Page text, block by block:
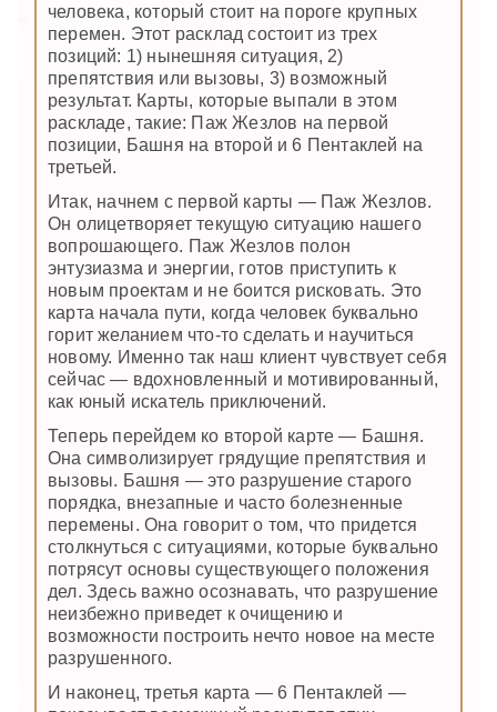
человека, который стоит на пороге крупных
перемен. Этот расклад состоит из трех
позиций: 1) нынешняя ситуация, 2)
препятствия или вызовы, 3) возможный
результат. Карты, которые выпали в этом
раскладе, такие: Паж Жезлов на первой
позиции, Башня на второй и 6 Пентаклей на
третьей.
Итак, начнем с первой карты — Паж Жезлов.
Он олицетворяет текущую ситуацию нашего
вопрошающего. Паж Жезлов полон
энтузиазма и энергии, готов приступить к
новым проектам и не боится рисковать. Это
карта начала пути, когда человек буквально
горит желанием что-то сделать и научиться
новому. Именно так наш клиент чувствует себя
сейчас — вдохновленный и мотивированный,
как юный искатель приключений.
Теперь перейдем ко второй карте — Башня.
Она символизирует грядущие препятствия и
вызовы. Башня — это разрушение старого
порядка, внезапные и часто болезненные
перемены. Она говорит о том, что придется
столкнуться с ситуациями, которые буквально
потрясут основы существующего положения
дел. Здесь важно осознавать, что разрушение
неизбежно приведет к очищению и
возможности построить нечто новое на месте
разрушенного.
И наконец, третья карта — 6 Пентаклей —